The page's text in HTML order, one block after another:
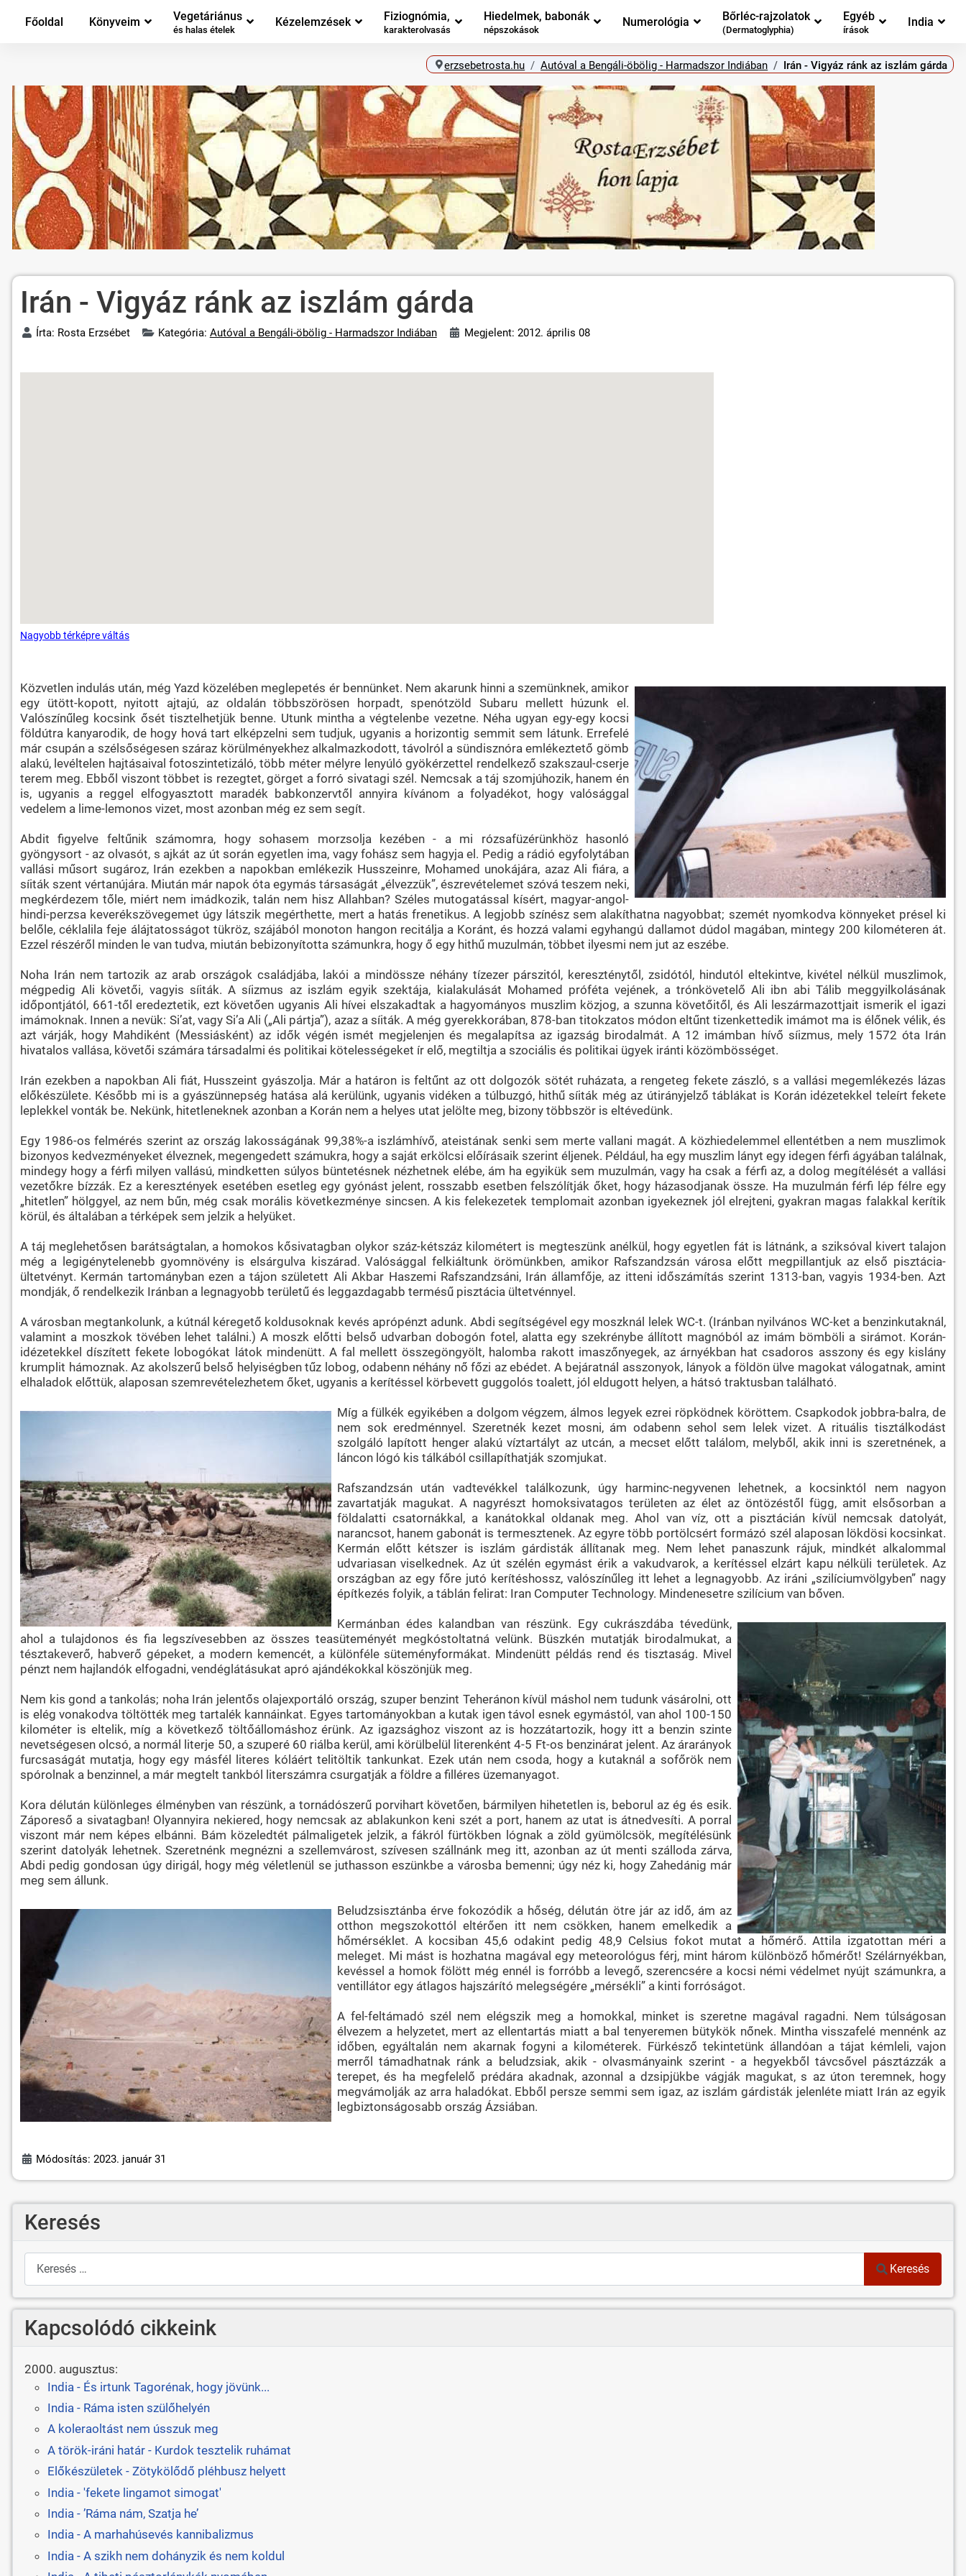
Főoldal Könyveim Vegetáriánus
és halas ételek
Kézelemzések Fiziognómia,
karakterolvasás
Hiedelmek, babonák
népszokások
Numerológia Bőrléc-rajzolatok
(Dermatoglyphia)
Egyéb
írások
India
erzsebetrosta.hu Autóval a Bengáli-öbölig - Harmadszor Indiában Irán - Vigyáz ránk az iszlám gárda
Irán - Vigyáz ránk az iszlám gárda
Írta: Rosta Erzsébet Kategória: Autóval a Bengáli-öbölig - Harmadszor Indiában Megjelent: 2012. április 08
Nagyobb térképre váltás
Közvetlen indulás után, még Yazd közelében meglepetés ér bennünket. Nem akarunk hinni a szemünknek, amikor
egy ütött-kopott, nyitott ajtajú, az oldalán többszörösen horpadt, spenótzöld Subaru mellett húzunk el.
Valószínűleg kocsink ősét tisztelhetjük benne. Utunk mintha a végtelenbe vezetne. Néha ugyan egy-egy kocsi
földútra kanyarodik, de hogy hová tart elképzelni sem tudjuk, ugyanis a horizontig semmit sem látunk. Errefelé
már csupán a szélsőségesen száraz körülményekhez alkalmazkodott, távolról a sündisznóra emlékeztető gömb
alakú, levéltelen hajtásaival fotoszintetizáló, több méter mélyre lenyúló gyökérzettel rendelkező szakszaul-cserje
terem meg. Ebből viszont többet is rezegtet, görget a forró sivatagi szél. Nemcsak a táj szomjúhozik, hanem én
is, ugyanis a reggel elfogyasztott maradék babkonzervtől annyira kívánom a folyadékot, hogy valósággal
vedelem a lime-lemonos vizet, most azonban még ez sem segít.
Abdit figyelve feltűnik számomra, hogy sohasem morzsolja kezében - a mi rózsafüzérünkhöz hasonló
gyöngysort - az olvasót, s ajkát az út során egyetlen ima, vagy fohász sem hagyja el. Pedig a rádió egyfolytában
vallási műsort sugároz, Irán ezekben a napokban emlékezik Husszeinre, Mohamed unokájára, azaz Ali fiára, a
síiták szent vértanújára. Miután már napok óta egymás társaságát „élvezzük”, észrevételemet szóvá teszem neki,
megkérdezem tőle, miért nem imádkozik, talán nem hisz Allahban? Széles mutogatással kísért, magyar-angol-
hindi-perzsa keverékszövegemet úgy látszik megérthette, mert a hatás frenetikus. A legjobb színész sem alakíthatna nagyobbat; szemét nyomkodva könnyeket présel ki
belőle, céklalila feje álájtatosságot tükröz, szájából monoton hangon recitálja a Koránt, és hozzá valami egyhangú dallamot dúdol magában, mintegy 200 kilométeren át.
Ezzel részéről minden le van tudva, miután bebizonyította számunkra, hogy ő egy hithű muzulmán, többet ilyesmi nem jut az eszébe.
Noha Irán nem tartozik az arab országok családjába, lakói a mindössze néhány tízezer párszitól, kereszténytől, zsidótól, hindutól eltekintve, kivétel nélkül muszlimok,
mégpedig Ali követői, vagyis síiták. A síizmus az iszlám egyik szektája, kialakulását Mohamed próféta vejének, a trónkövetelő Ali ibn abi Tálib meggyilkolásának
időpontjától, 661-től eredeztetik, ezt követően ugyanis Ali hívei elszakadtak a hagyományos muszlim közjog, a szunna követőitől, és Ali leszármazottjait ismerik el igazi
imámoknak. Innen a nevük: Si’at, vagy Si’a Ali („Ali pártja”), azaz a síiták. A még gyerekkorában, 878-ban titokzatos módon eltűnt tizenkettedik imámot ma is élőnek vélik, és
azt várják, hogy Mahdiként (Messiásként) az idők végén ismét megjelenjen és megalapítsa az igazság birodalmát. A 12 imámban hívő síizmus, mely 1572 óta Irán
hivatalos vallása, követői számára társadalmi és politikai kötelességeket ír elő, megtiltja a szociális és politikai ügyek iránti közömbösséget.
Irán ezekben a napokban Ali fiát, Husszeint gyászolja. Már a határon is feltűnt az ott dolgozók sötét ruházata, a rengeteg fekete zászló, s a vallási megemlékezés lázas
előkészülete. Később mi is a gyászünnepség hatása alá kerülünk, ugyanis vidéken a túlbuzgó, hithű síiták még az útirányjelző táblákat is Korán idézetekkel teleírt fekete
leplekkel vonták be. Nekünk, hitetleneknek azonban a Korán nem a helyes utat jelölte meg, bizony többször is eltévedünk.
Egy 1986-os felmérés szerint az ország lakosságának 99,38%-a iszlámhívő, ateistának senki sem merte vallani magát. A közhiedelemmel ellentétben a nem muszlimok
bizonyos kedvezményeket élveznek, megengedett számukra, hogy a saját erkölcsi előírásaik szerint éljenek. Például, ha egy muszlim lányt egy idegen férfi ágyában találnak,
mindegy hogy a férfi milyen vallású, mindketten súlyos büntetésnek nézhetnek elébe, ám ha egyikük sem muzulmán, vagy ha csak a férfi az, a dolog megítélését a vallási
vezetőkre bízzák. Ez a keresztények esetében esetleg egy gyónást jelent, rosszabb esetben felszólítják őket, hogy házasodjanak össze. Ha muzulmán férfi lép félre egy
„hitetlen” hölggyel, az nem bűn, még csak morális következménye sincsen. A kis felekezetek templomait azonban igyekeznek jól elrejteni, gyakran magas falakkal kerítik
körül, és általában a térképek sem jelzik a helyüket.
A táj meglehetősen barátságtalan, a homokos kősivatagban olykor száz-kétszáz kilométert is megteszünk anélkül, hogy egyetlen fát is látnánk, a sziksóval kivert talajon
még a legigénytelenebb gyomnövény is elsárgulva kiszárad. Valósággal felkiáltunk örömünkben, amikor Rafszandzsán városa előtt megpillantjuk az első pisztácia-
ültetvényt. Kermán tartományban ezen a tájon született Ali Akbar Haszemi Rafszandzsáni, Irán államfője, az itteni időszámítás szerint 1313-ban, vagyis 1934-ben. Azt
mondják, ő rendelkezik Iránban a legnagyobb területű és leggazdagabb termésű pisztácia ültetvénnyel.
A városban megtankolunk, a kútnál kéregető koldusoknak kevés aprópénzt adunk. Abdi segítségével egy moszknál lelek WC-t. (Iránban nyilvános WC-ket a benzinkutaknál,
valamint a moszkok tövében lehet találni.) A moszk előtti belső udvarban dobogón fotel, alatta egy szekrénybe állított magnóból az imám bömböli a sirámot. Korán-
idézetekkel díszített fekete lobogókat látok mindenütt. A fal mellett összegöngyölt, halomba rakott imaszőnyegek, az árnyékban hat csadoros asszony és egy kislány
krumplit hámoznak. Az akolszerű belső helyiségben tűz lobog, odabenn néhány nő főzi az ebédet. A bejáratnál asszonyok, lányok a földön ülve magokat válogatnak, amint
elhaladok előttük, alaposan szemrevételezhetem őket, ugyanis a kerítéssel körbevett guggolós toalett, jól eldugott helyen, a hátsó traktusban található.
Míg a fülkék egyikében a dolgom végzem, álmos legyek ezrei röpködnek köröttem. Csapkodok jobbra-balra, de
nem sok eredménnyel. Szeretnék kezet mosni, ám odabenn sehol sem lelek vizet. A rituális tisztálkodást
szolgáló lapított henger alakú víztartályt az utcán, a mecset előtt találom, melyből, akik inni is szeretnének, a
láncon lógó kis tálkából csillapíthatják szomjukat.
Rafszandzsán után vadtevékkel találkozunk, úgy harminc-negyvenen lehetnek, a kocsinktól nem nagyon
zavartatják magukat. A nagyrészt homoksivatagos területen az élet az öntözéstől függ, amit elsősorban a
földalatti csatornákkal, a kanátokkal oldanak meg. Ahol van víz, ott a pisztácián kívül nemcsak datolyát,
narancsot, hanem gabonát is termesztenek. Az egyre több portölcsért formázó szél alaposan lökdösi kocsinkat.
Kermán előtt kétszer is iszlám gárdisták állítanak meg. Nem lehet panaszunk rájuk, mindkét alkalommal
udvariasan viselkednek. Az út szélén egymást érik a vakudvarok, a kerítéssel elzárt kapu nélküli területek. Az
országban az egy főre jutó kerítéshossz, valószínűleg itt lehet a legnagyobb. Az iráni „szilíciumvölgyben” nagy
építkezés folyik, a táblán felirat: Iran Computer Technology. Mindenesetre szilícium van bőven.
Kermánban édes kalandban van részünk. Egy cukrászdába tévedünk,
ahol a tulajdonos és fia legszívesebben az összes teasüteményét megkóstoltatná velünk. Büszkén mutatják birodalmukat, a
tésztakeverő, habverő gépeket, a modern kemencét, a különféle süteményformákat. Mindenütt példás rend és tisztaság. Mivel
pénzt nem hajlandók elfogadni, vendéglátásukat apró ajándékokkal köszönjük meg.
Nem kis gond a tankolás; noha Irán jelentős olajexportáló ország, szuper benzint Teheránon kívül máshol nem tudunk vásárolni, ott
is elég vonakodva töltötték meg tartalék kannáinkat. Egyes tartományokban a kutak igen távol esnek egymástól, van ahol 100-150
kilométer is eltelik, míg a következő töltőállomáshoz érünk. Az igazsághoz viszont az is hozzátartozik, hogy itt a benzin szinte
nevetségesen olcsó, a normál literje 50, a szuperé 60 riálba kerül, ami körülbelül literenként 4-5 Ft-os benzinárat jelent. Az árarányok
furcsaságát mutatja, hogy egy másfél literes kóláért telitöltik tankunkat. Ezek után nem csoda, hogy a kutaknál a sofőrök nem
spórolnak a benzinnel, a már megtelt tankból literszámra csurgatják a földre a filléres üzemanyagot.
Kora délután különleges élményben van részünk, a tornádószerű porvihart követően, bármilyen hihetetlen is, beborul az ég és esik.
Záporeső a sivatagban! Olyannyira nekiered, hogy nemcsak az ablakunkon keni szét a port, hanem az utat is átnedvesíti. A porral
viszont már nem képes elbánni. Bám közeledtét pálmaligetek jelzik, a fákról fürtökben lógnak a zöld gyümölcsök, megítélésünk
szerint datolyák lehetnek. Szeretnénk megnézni a szellemvárost, szívesen szállnánk meg itt, azonban az út menti szálloda zárva,
Abdi pedig gondosan úgy dirigál, hogy még véletlenül se juthasson eszünkbe a városba bemenni; úgy néz ki, hogy Zahedánig már
meg sem állunk.
Beludzsisztánba érve fokozódik a hőség, délután ötre jár az idő, ám az
otthon megszokottól eltérően itt nem csökken, hanem emelkedik a
hőmérséklet. A kocsiban 45,6 odakint pedig 48,9 Celsius fokot mutat a hőmérő. Attila izgatottan méri a
meleget. Mi mást is hozhatna magával egy meteorológus férj, mint három különböző hőmérőt! Szélárnyékban,
kevéssel a homok fölött még ennél is forróbb a levegő, szerencsére a kocsi némi védelmet nyújt számunkra, a
ventillátor egy átlagos hajszárító melegségére „mérsékli” a kinti forróságot.
A fel-feltámadó szél nem elégszik meg a homokkal, minket is szeretne magával ragadni. Nem túlságosan
élvezem a helyzetet, mert az ellentartás miatt a bal tenyeremen bütykök nőnek. Mintha visszafelé mennénk az
időben, egyáltalán nem akarnak fogyni a kilométerek. Fürkésző tekintetünk állandóan a tájat kémleli, vajon
merről támadhatnak ránk a beludzsiak, akik - olvasmányaink szerint - a hegyekből távcsővel pásztázzák a
terepet, és ha megfelelő prédára akadnak, azonnal a dzsipjükbe vágják magukat, s az úton teremnek, hogy
megvámolják az arra haladókat. Ebből persze semmi sem igaz, az iszlám gárdisták jelenléte miatt Irán az egyik
legbiztonságosabb ország Ázsiában.
Módosítás: 2023. január 31
Keresés
Keresés
Keresés
Kapcsolódó cikkeink
2000. augusztus:
India - És irtunk Tagorénak, hogy jövünk...
India - Ráma isten szülőhelyén
A koleraoltást nem ússzuk meg
A török-iráni határ - Kurdok tesztelik ruhámat
Előkészületek - Zötykölődő pléhbusz helyett
India - 'fekete lingamot simogat'
India - ’Ráma nám, Szatja he’
India - A marhahúsevés kannibalizmus
India - A szikh nem dohányzik és nem koldul